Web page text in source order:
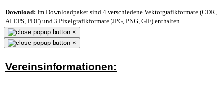
Download: Im Downloadpaket sind 4 verschiedene Vektorgrafikformate (CDR,
AI EPS, PDF) und 3 Pixelgrafikformate (JPG, PNG, GIF) enthalten.
×
×
Vereinsinformationen: